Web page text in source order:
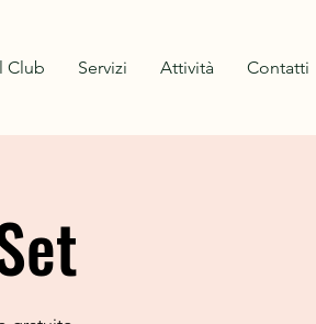
Club Servizi Attività Contatti